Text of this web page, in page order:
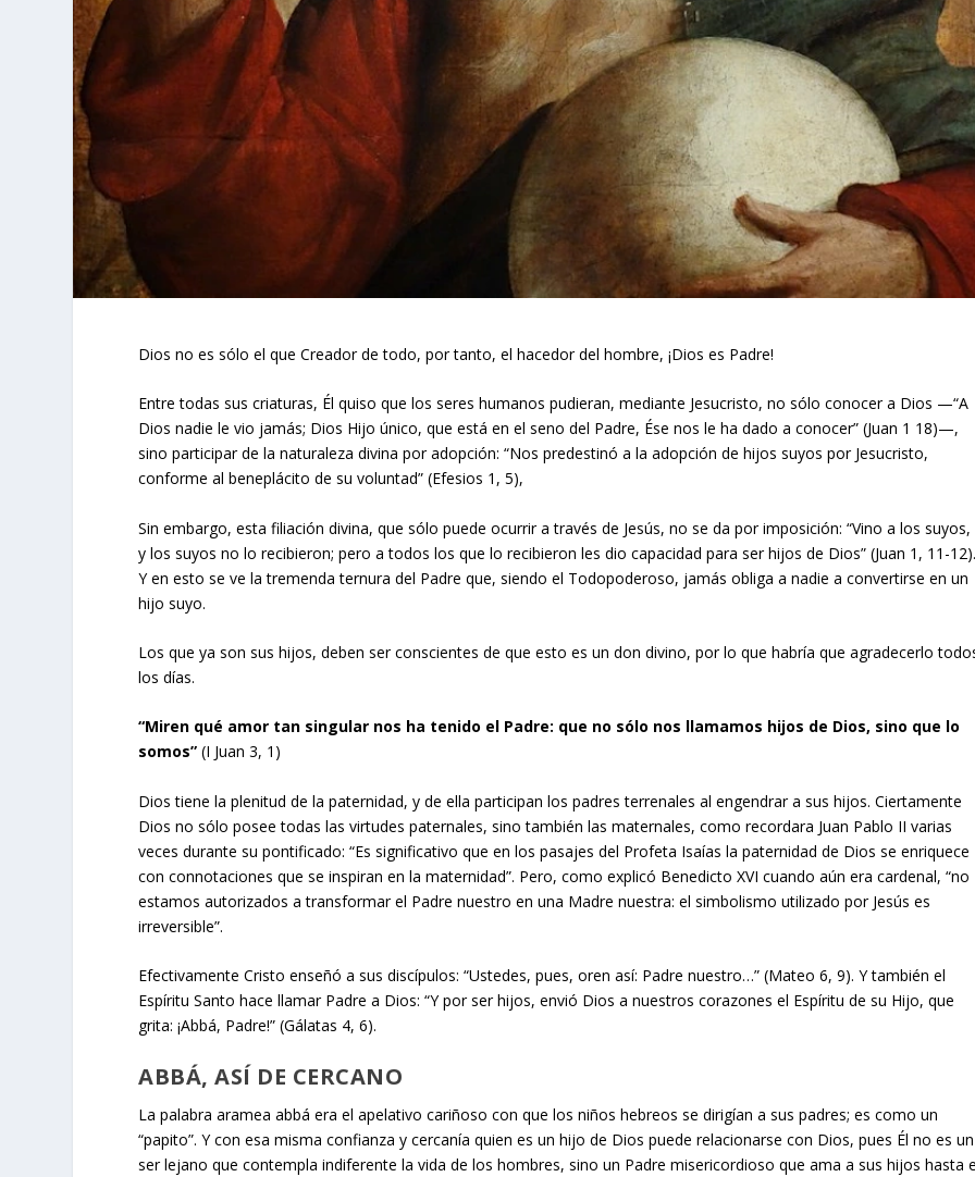
Dios no es sólo el que Creador de todo, por tanto, el hacedor del hombre, ¡Dios es Padre!
Entre todas sus criaturas, Él quiso que los seres humanos pudieran, mediante Jesucristo, no sólo conocer a Dios —“A
Dios nadie le vio jamás; Dios Hijo único, que está en el seno del Padre, Ése nos le ha dado a conocer” (Juan 1 18)—,
sino participar de la naturaleza divina por adopción: “Nos predestinó a la adopción de hijos suyos por Jesucristo,
conforme al beneplácito de su voluntad” (Efesios 1, 5),
Sin embargo, esta filiación divina, que sólo puede ocurrir a través de Jesús, no se da por imposición: “Vino a los suyos,
y los suyos no lo recibieron; pero a todos los que lo recibieron les dio capacidad para ser hijos de Dios” (Juan 1, 11-
Y en esto se ve la tremenda ternura del Padre que, siendo el Todopoderoso, jamás obliga a nadie a convertirse en un
hijo suyo.
Los que ya son sus hijos, deben ser conscientes de que esto es un don divino, por lo que habría que agradecerlo
los días.
“Miren qué amor tan singular nos ha tenido el Padre: que no sólo nos llamamos hijos de Dios, sino que lo
somos”(I Juan 3, 1)
Dios tiene la plenitud de la paternidad, y de ella participan los padres terrenales al engendrar a sus hijos. Ciertamente
Dios no sólo posee todas las virtudes paternales, sino también las maternales, como recordara Juan Pablo II varias
veces durante su pontificado: “Es significativo que en los pasajes del Profeta Isaías la paternidad de Dios se enriquece
con connotaciones que se inspiran en la maternidad”. Pero, como explicó Benedicto XVI cuando aún era cardenal, “no
estamos autorizados a transformar el Padre nuestro en una Madre nuestra: el simbolismo utilizado por Jesús es
irreversible”.
Efectivamente Cristo enseñó a sus discípulos: “Ustedes, pues, oren así: Padre nuestro…” (Mateo 6, 9). Y también el
Espíritu Santo hace llamar Padre a Dios: “Y por ser hijos, envió Dios a nuestros corazones el Espíritu de su Hijo, que
grita: ¡Abbá, Padre!” (Gálatas 4, 6).
ABBÁ, ASÍ DE CERCANO
La palabra aramea abbá era el apelativo cariñoso con que los niños hebreos se dirigían a sus padres; es como un
“papito”. Y con esa misma confianza y cercanía quien es un hijo de Dios puede relacionarse con Dios, pues Él no es un
ser lejano que contempla indiferente la vida de los hombres, sino un Padre misericordioso que ama a sus hijos hasta